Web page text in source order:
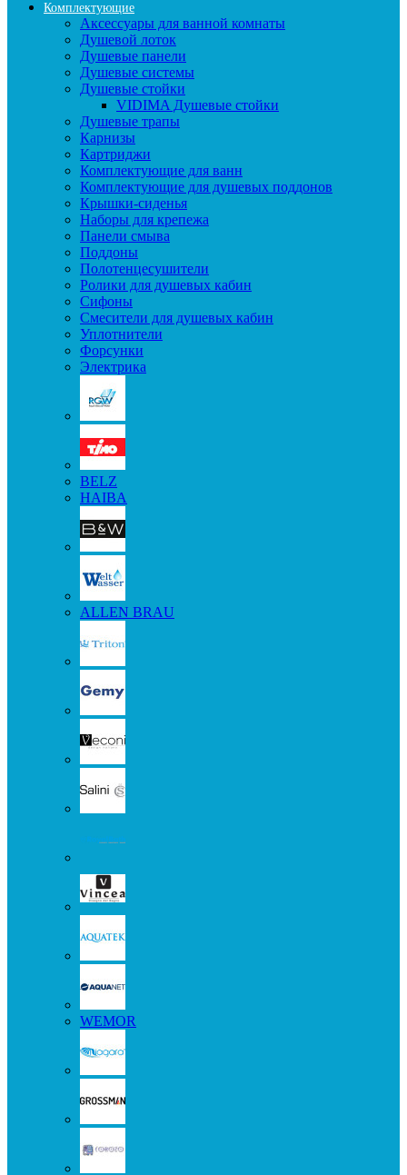
Комплектующие
Аксессуары для ванной комнаты
Душевой лоток
Душевые панели
Душевые системы
Душевые стойки
VIDIMA Душевые стойки
Душевые трапы
Карнизы
Картриджи
Комплектующие для ванн
Комплектующие для душевых поддонов
Крышки-сиденья
Наборы для крепежа
Панели смыва
Поддоны
Полотенцесушители
Ролики для душевых кабин
Сифоны
Смесители для душевых кабин
Уплотнители
Форсунки
Электрика
BELZ
HAIBA
ALLEN BRAU
WEMOR